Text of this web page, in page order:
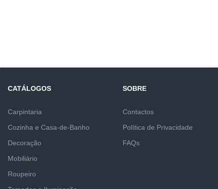
CATÁLOGOS
Carpintaria
Cozinha e Casa-de-Banho
Decoração
Mobiliário
Roupeiro
SOBRE
Contactos
Política de Privacidade
FAQs